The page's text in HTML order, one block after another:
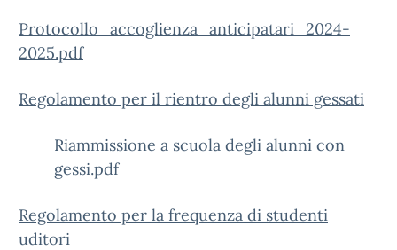
Protocollo_accoglienza_anticipatari_2024-
2025.pdf
Regolamento per il rientro degli alunni gessati
Riammissione a scuola degli alunni con
gessi.pdf
Regolamento per la frequenza di studenti
uditori